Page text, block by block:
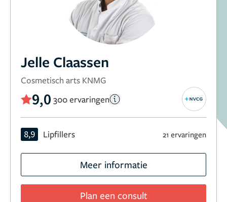
Jelle Claassen
Cosmetisch arts KNMG
9,0 300 ervaringen
8,9 Lipfillers 21 ervaringen
Meer informatie
Plan een consult